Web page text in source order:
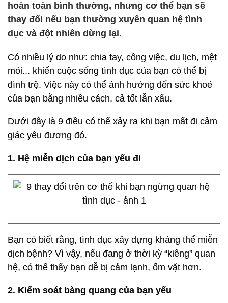
hoàn toàn bình thường, nhưng cơ thể bạn sẽ
thay đổi nếu bạn thường xuyên quan hệ tình
dục và đột nhiên dừng lại.
Có nhiều lý do như: chia tay, công việc, du lịch, mệt
mỏi... khiến cuộc sống tình dục của bạn có thể bị
đình trệ. Việc này có thể ảnh hưởng đến sức khoẻ
của bạn bằng nhiều cách, cả tốt lẫn xấu.
Dưới đây là 9 điều có thể xảy ra khi bạn mất đi cảm
giác yêu đương đó.
1. Hệ miễn dịch của bạn yếu đi
Bạn có biết rằng, tình dục xây dựng kháng thể miễn
dịch bệnh? Vì vậy, nếu đang ở thời kỳ “kiêng” quan
hệ, có thể thấy bạn dễ bị cảm lạnh, ốm vặt hơn.
2. Kiểm soát bàng quang của bạn yếu